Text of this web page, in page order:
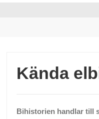
Kända
Bihistorien handlar till